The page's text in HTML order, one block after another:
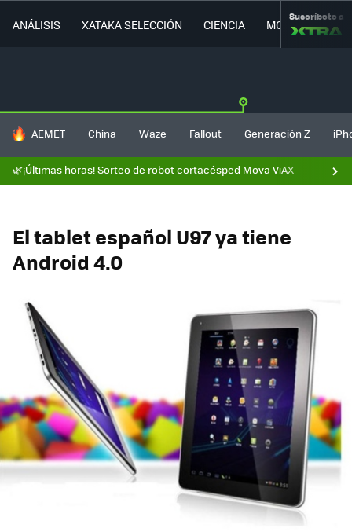
ANÁLISIS XATAKA SELECCIÓN CIENCIA MOVILIDAD
Suscríbete a
HOY SE HABLA DE
AEMET China Waze Fallout Generación Z
🌿¡Últimas horas! Sorteo de robot cortacésped Mova ViAX
El tablet español U97 ya tiene
Android 4.0